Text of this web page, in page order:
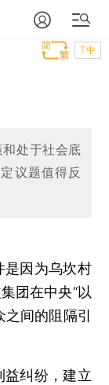
T中
处于社会底
议题值得反
因为乌坎村
团在中央“以
间的阻隔引
纠纷，建立